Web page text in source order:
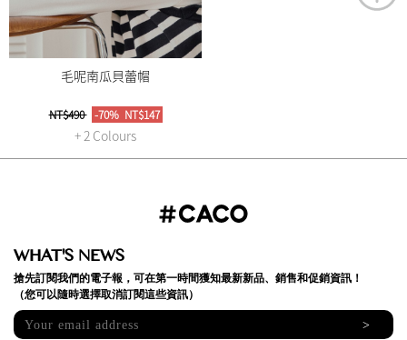
毛呢南瓜貝蕾帽
NT$490 -70% NT$147
+ 2 Colours
WHAT'S NEWS
搶先訂閱我們的電子報，可在第一時間獲知最新新品、銷售和促銷資訊！
（您可以隨時選擇取消訂閱這些資訊）
>